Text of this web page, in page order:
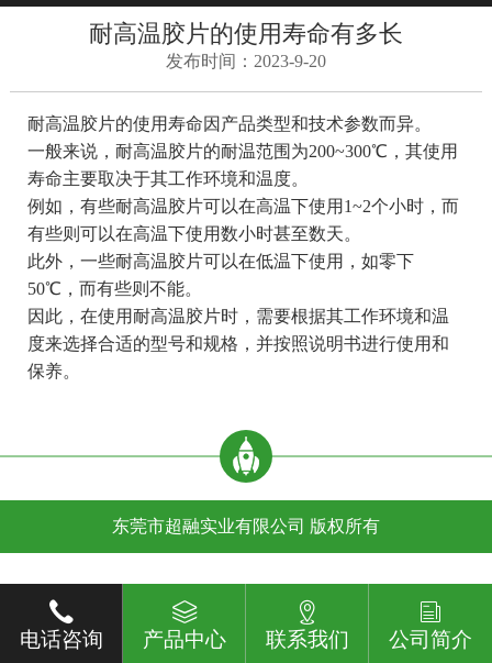
耐高温胶片的使用寿命有多长
发布时间：2023-9-20
耐高温胶片的使用寿命因产品类型和技术参数而异。
一般来说，耐高温胶片的耐温范围为200~300℃，其使用
寿命主要取决于其工作环境和温度。
例如，有些耐高温胶片可以在高温下使用1~2个小时，而
有些则可以在高温下使用数小时甚至数天。
此外，一些耐高温胶片可以在低温下使用，如零下
50℃，而有些则不能。
因此，在使用耐高温胶片时，需要根据其工作环境和温
度来选择合适的型号和规格，并按照说明书进行使用和
保养。
东莞市超融实业有限公司 版权所有
电话咨询 产品中心 联系我们 公司简介